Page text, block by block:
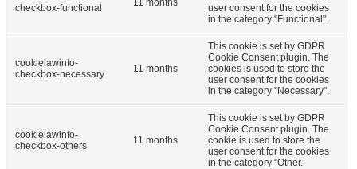
checkbox-functional
11 months
user consent for the cookies
in the category "Functional".
cookielawinfo-
checkbox-necessary
11 months
This cookie is set by GDPR
Cookie Consent plugin. The
cookies is used to store the
user consent for the cookies
in the category "Necessary".
cookielawinfo-
checkbox-others
11 months
This cookie is set by GDPR
Cookie Consent plugin. The
cookie is used to store the
user consent for the cookies
in the category "Other.